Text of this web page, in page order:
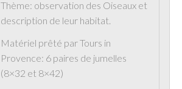
Thème: observation des Oiseaux et
description de leur habitat.
Matériel prêté par Tours in
Provence: 6 paires de jumelles
(8×32 et 8×42)